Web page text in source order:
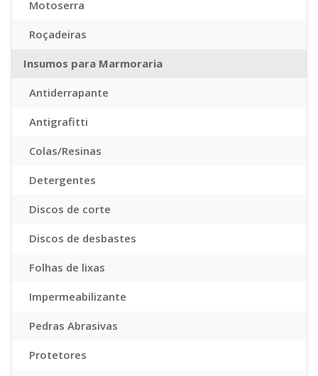
Motoserra
Roçadeiras
Insumos para Marmoraria
Antiderrapante
Antigrafitti
Colas/Resinas
Detergentes
Discos de corte
Discos de desbastes
Folhas de lixas
Impermeabilizante
Pedras Abrasivas
Protetores